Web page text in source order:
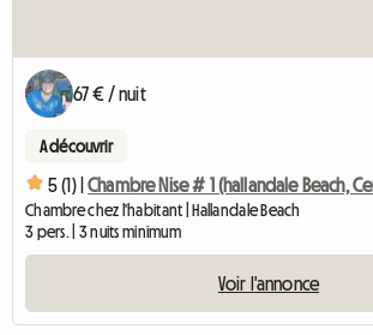
67 € / nuit
A découvrir
5 (1) | Chambre Nise # 1 (hallandale Beach,
Chambre chez l'habitant | Hallandale Beach
3 pers. | 3 nuits minimum
Voir l'annonce